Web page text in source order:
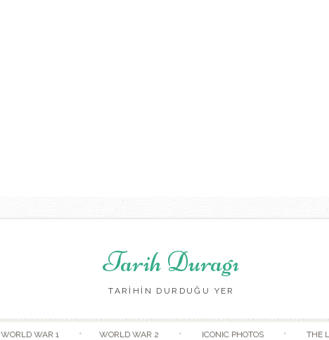
Tarih Duragı
TARİHİN DURDUĞU YER
WORLD WAR 1 WORLD WAR 2 ICONIC PHOTOS THE